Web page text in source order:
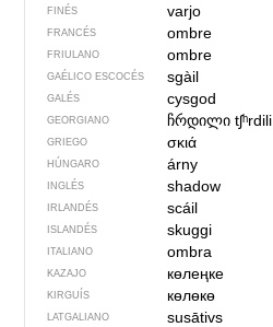
FINÉS varjo
FRANCÉS ombre
FRIULANO ombre
GAÉLICO ESCOCÉS sgàil
GALÉS cysgod
GEORGIANO ჩრდილიtʃʰrdili
GRIEGO σκιά
HÚNGARO árny
INGLÉS shadow
IRLANDÉS scáil
ISLANDÉS skuggi
ITALIANO ombra
KAZAJO көлеңке
KIRGUÍS көлөкө
LATGALIANO susātivs